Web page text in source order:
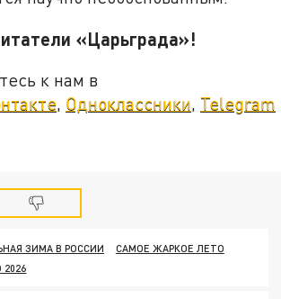
«Царьграда»!
к нам в
, Одноклассники, Telegram
ЗИМА В РОССИИ
САМОЕ ЖАРКОЕ ЛЕТО